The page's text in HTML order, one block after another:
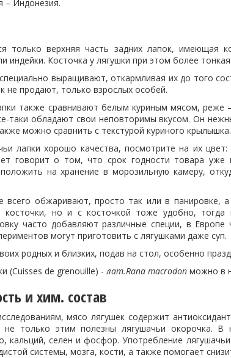
– Индонезия.
только верхняя часть задних лапок, имеющая
индейки. Косточка у лягушки при этом более
выращивают, откармливая их до того
не продают, только взрослых особей.
также сравнивают белым куриным мясом,
таки обладают свои неповторимы вкусом. Он
можно сравнить с текстурой куриного крылышка.
лапки хорошо качества, посмотрите на их
говорит о том, что срок годности товара уже
на хранение в морозильную камеру,
всего обжаривают, просто так или в панировке,
косточки, но и с косточкой тоже удобно,
часто добавляют различные специи, в
могут приготовить с лягушками даже суп.
родных и близких, подав на стол, особенно
(Cuisses de grenouille) -лат.Rana macrodon можно в
и хим. состав
мясо лягушек содержит
только этим полезны лягушачьи окорочка.
кальций, селен и фосфор. Употребление
системы, мозга, кости, а также помогает